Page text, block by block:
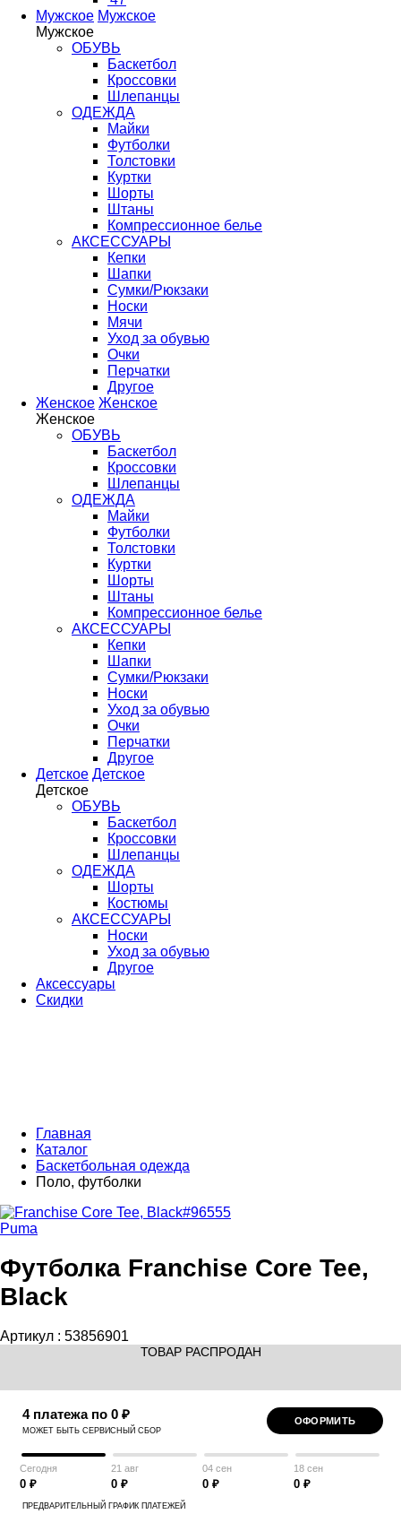
Мужское Мужское
Мужское
ОБУВЬ
Баскетбол
Кроссовки
Шлепанцы
ОДЕЖДА
Майки
Футболки
Толстовки
Куртки
Шорты
Штаны
Компрессионное белье
АКСЕССУАРЫ
Кепки
Шапки
Сумки/Рюкзаки
Носки
Мячи
Уход за обувью
Очки
Перчатки
Другое
Женское Женское
Женское
ОБУВЬ
Баскетбол
Кроссовки
Шлепанцы
ОДЕЖДА
Майки
Футболки
Толстовки
Куртки
Шорты
Штаны
Компрессионное белье
АКСЕССУАРЫ
Кепки
Шапки
Сумки/Рюкзаки
Носки
Уход за обувью
Очки
Перчатки
Другое
Детское Детское
Детское
ОБУВЬ
Баскетбол
Кроссовки
Шлепанцы
ОДЕЖДА
Шорты
Костюмы
АКСЕССУАРЫ
Носки
Уход за обувью
Другое
Аксессуары
Скидки
Главная
Каталог
Баскетбольная одежда
Поло, футболки
Puma
Футболка Franchise Core Tee,
Black
Артикул : 53856901
ТОВАР РАСПРОДАН
4 платежа по 0 ₽
МОЖЕТ БЫТЬ СЕРВИСНЫЙ СБОР
ОФОРМИТЬ
Сегодня
0 ₽
21 авг
0 ₽
04 сен
0 ₽
18 сен
0 ₽
ПРЕДВАРИТЕЛЬНЫЙ ГРАФИК ПЛАТЕЖЕЙ